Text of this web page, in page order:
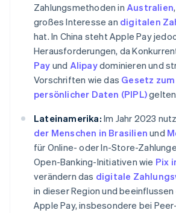
Zahlungsmethoden in Australien
großes Interesse an digitalen
hat. In China steht Apple Pay
Herausforderungen, da
Pay und Alipaydominieren und
Vorschriften wie das Gesetz
persönlicher Daten (PIPL)
Lateinamerika: Im Jahr 2023
der Menschen in Brasilien und
für Online- oder In-Store-
Open-Banking-Initiativen wie Pix
verändern das digitale
in dieser Region und
Apple Pay, insbesondere bei